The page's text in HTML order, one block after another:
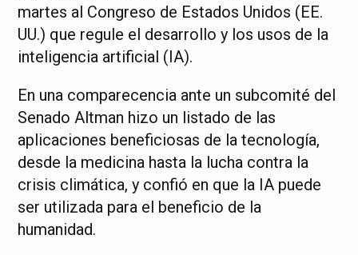
martes al Congreso de Estados Unidos (EE.
UU.) que regule el desarrollo y los usos de la
inteligencia artificial (IA).
En una comparecencia ante un subcomité del
Senado Altman hizo un listado de las
aplicaciones beneficiosas de la tecnología,
desde la medicina hasta la lucha contra la
crisis climática, y confió en que la IA puede
ser utilizada para el beneficio de la
humanidad.